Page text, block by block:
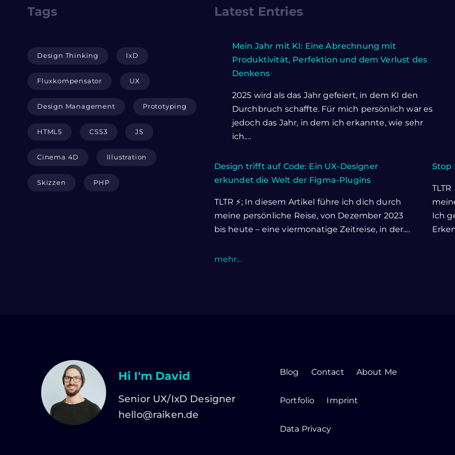
Latest Entries
Mein Jahr mit KI: Eine Abrechnung mit
Produktivität, Perfektion und dem Verlust des
Denkens
2025 wird als das Jahr gefeiert, in dem KI den
Durchbruch schaffte. Für mich persönlich war es
jedoch das Jahr, in dem ich erkannte, wie sehr
ich....
Design trifft auf Code: Ein UX-Designer
erkundet die Welt der Figma-Plugins
TLTR ⚡; In diesem Artikel führe ich dich durch
meine persönliche Reise, von Dezember 2023
bis heute – eine viermonatige Zeitreise, in der....
Stop
Ich
mehr...
Tags
Design Thinking IxD
Fluxkompensator UX
Design Management Prototyping
HTML5 CSS3 JS
Cinema 4D Illustration
Skizzen PHP
Hi I'm David
Senior UX/IxD Designer
hello@raiken.de
Blog Contact About Me
Portfolio Imprint
Data Privacy